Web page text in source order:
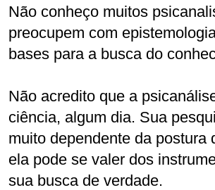
Não conheço muitos
preocupem com
bases para a busca do
Não acredito que a
ciência, algum dia. Sua
muito dependente da postura
ela pode se valer dos
sua busca de verdade.